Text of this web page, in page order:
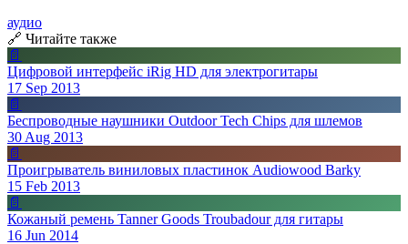
аудио
🔗 Читайте также
📄
Цифровой интерфейс iRig HD для электрогитары
17 Sep 2013
📄
Беспроводные наушники Outdoor Tech Chips для шлемов
30 Aug 2013
📄
Проигрыватель виниловых пластинок Audiowood Barky
15 Feb 2013
📄
Кожаный ремень Tanner Goods Troubadour для гитары
16 Jun 2014